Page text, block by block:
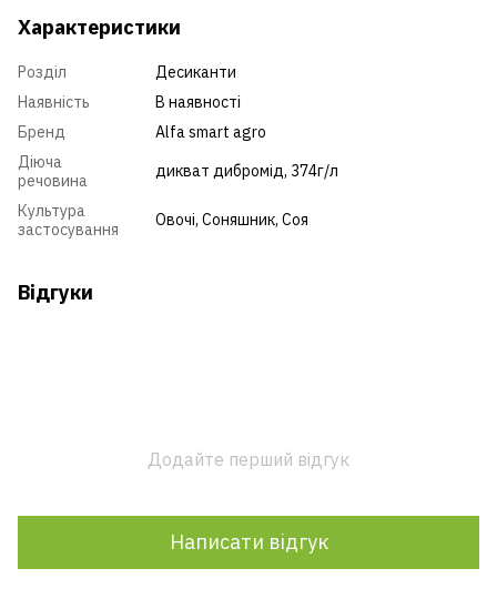
Характеристики
Розділ
Десиканти
Наявність
В наявності
Бренд
Alfa smart agro
Діюча
речовина
дикват дибромід, 374г/л
Культура
застосування
Овочі, Соняшник, Соя
Відгуки
Додайте перший відгук
Написати відгук